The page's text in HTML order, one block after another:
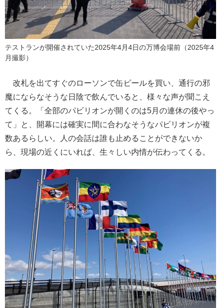
テストランが開催されていた2025年4月4日の万博会場前（2025年4
月撮影）
改札を出てすぐのローソンで缶ビールを買い、通行の邪
魔にならなそうな日陰で飲んでいると、様々な声が聞こえ
てくる。「全部のパビリオンが開くのは5月の連休の後やっ
て」と、開幕には確実に間に合わなそうなパビリオンが複
数あるらしい。人の会話は誰も止めることができないか
ら、現場の近くにいれば、生々しい内情が伝わってくる。